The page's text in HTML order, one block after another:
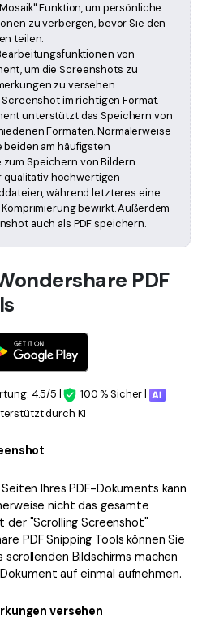
Funktion, um persönliche
zu verbergen, bevor Sie den
teilen.
von
um die Screenshots zu
zu versehen.
im richtigen Format.
unterstützt das Speichern von
Formaten. Normalerweise
beiden am häufigsten
Speichern von Bildern.
qualitativ hochwertigen
während letzteres eine
bewirkt. Außerdem
auch als PDF speichern.
PDF
4.5/5 |
100 % Sicher |
durch KI
Ihres PDF-Dokuments kann
nicht das gesamte
der "Scrolling Screenshot"
PDF Snipping Tools können Sie
Bildschirms machen
auf einmal aufnehmen.
versehen